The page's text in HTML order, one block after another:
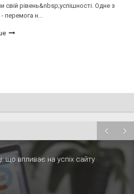
рівень&nbsp;успішності. Одне з
перемога н...
що впливає на успіх сайту